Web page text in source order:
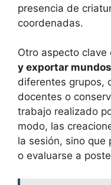
presencia de
coordenadas.
Otro aspecto
y exportar mundos
diferentes grupos,
docentes o
trabajo realizado
modo, las
la sesión, sino que
o evaluarse a